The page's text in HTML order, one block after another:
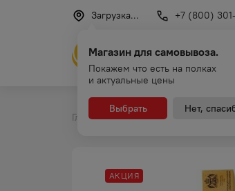
Загрузка... +7 (800)
Магазин для самовывоза.
Покажем что есть на полках
и актуальные цены
Выбрать Нет,
Главная Каталог Коньяк
АКЦИЯ